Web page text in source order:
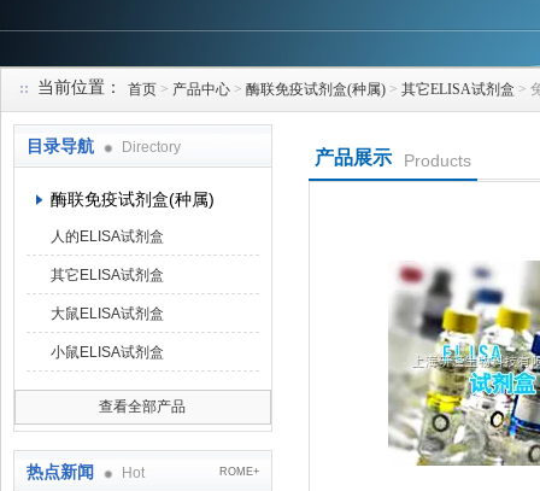
当前位置： 首页 > 产品中心 > 酶联免疫试剂盒(种属) > 其它ELISA试剂盒 >
目录导航 Directory
酶联免疫试剂盒(种属)
人的ELISA试剂盒
其它ELISA试剂盒
大鼠ELISA试剂盒
小鼠ELISA试剂盒
查看全部产品
热点新闻 Hot ROME+
产品展示 Products